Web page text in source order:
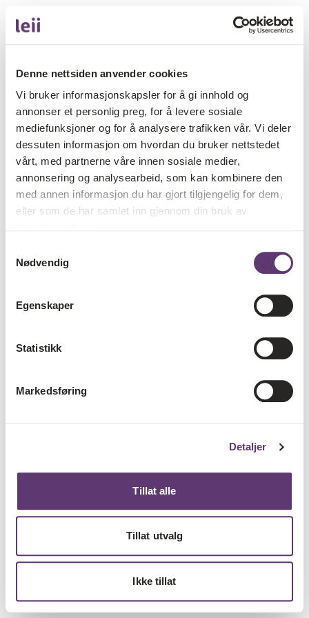
Denne nettsiden anvender cookies
Vi bruker informasjonskapsler for å gi innhold og
annonser et personlig preg, for å levere sosiale
mediefunksjoner og for å analysere trafikken vår. Vi deler
dessuten informasjon om hvordan du bruker nettstedet
vårt, med partnerne våre innen sosiale medier,
annonsering og analysearbeid, som kan kombinere den
med annen informasjon du har gjort tilgjengelig for dem,
eller som de har samlet inn gjennom din bruk av
Nødvendig
Egenskaper
Statistikk
Markedsføring
Detaljer
Tillat alle
Tillat utvalg
Ikke tillat